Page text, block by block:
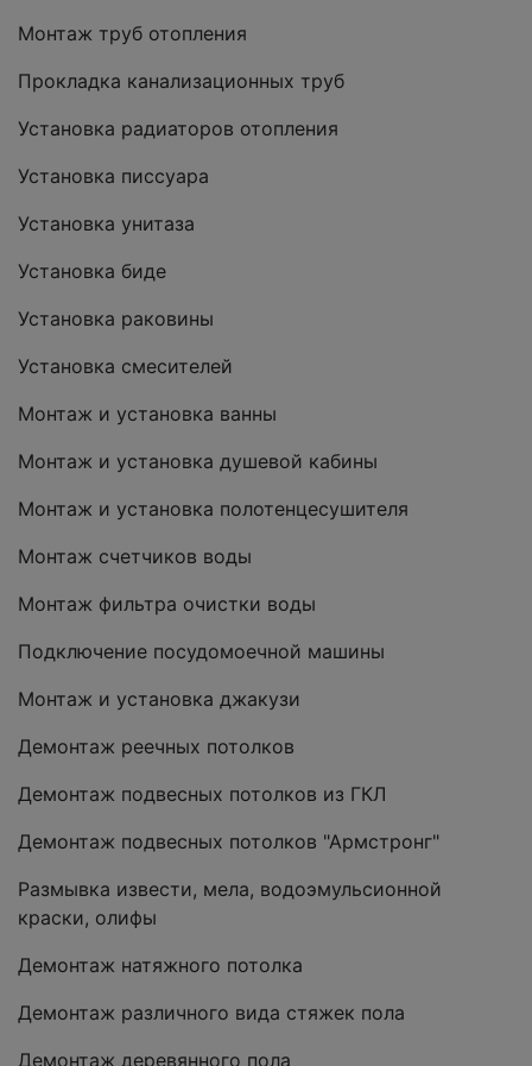
Монтаж труб отопления
Прокладка канализационных труб
Установка радиаторов отопления
Установка писсуара
Установка унитаза
Установка биде
Установка раковины
Установка смесителей
Монтаж и установка ванны
Монтаж и установка душевой кабины
Монтаж и установка полотенцесушителя
Монтаж счетчиков воды
Монтаж фильтра очистки воды
Подключение посудомоечной машины
Монтаж и установка джакузи
Демонтаж реечных потолков
Демонтаж подвесных потолков из ГКЛ
Демонтаж подвесных потолков "Армстронг"
Размывка извести, мела, водоэмульсионной
краски, олифы
Демонтаж натяжного потолка
Демонтаж различного вида стяжек пола
Демонтаж деревянного пола